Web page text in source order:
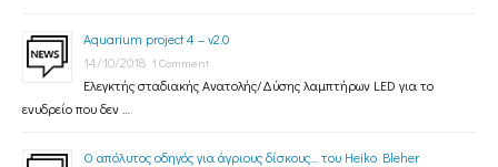
Aquarium project 4 – v2.0
14/10/2018 1 Comment
Ελεγκτής σταδιακής Ανατολής/Δύσης λαμπτήρων LED για το
ενυδρείο που δεν …
Ο απόλυτος οδηγός για άγριους δίσκους… του Heiko Bleher